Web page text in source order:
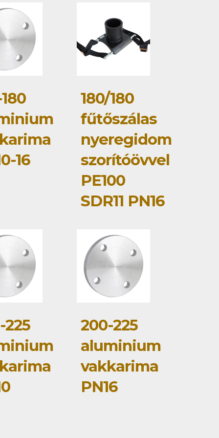
16
180/180
fűtőszálas
nyeregidom
szorítóövvel
PE100
SDR11 PN16
225
200-225
aluminium
vakkarima
PN16